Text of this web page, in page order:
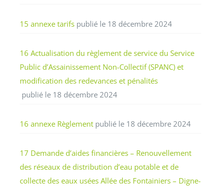
15 annexe tarifs publié le 18 décembre 2024
16 Actualisation du règlement de service du Service
Public d’Assainissement Non-Collectif (SPANC) et
modification des redevances et pénalités
publié le 18 décembre 2024
16 annexe Règlement publié le 18 décembre 2024
17 Demande d’aides financières – Renouvellement
des réseaux de distribution d’eau potable et de
collecte des eaux usées Allée des Fontainiers – Digne-